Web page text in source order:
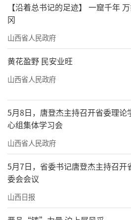
【沿着总书记的足迹】 一窟千年
冈
山西省人民政府
黄花盈野 民安业旺
山西省人民政府
5月8日，唐登杰主持召开省委理论
心组集体学习会
山西省人民政府
5月7日，省委书记唐登杰主持召开
委会会议
山西日报